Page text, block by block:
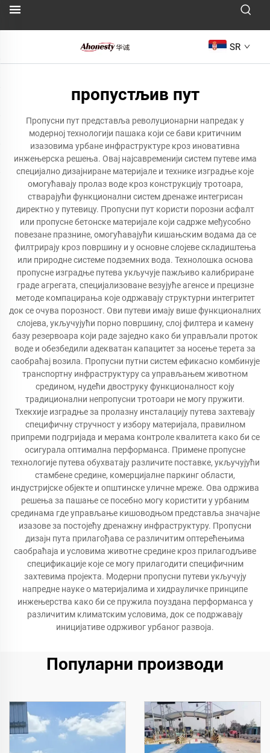
SR
пропустљив пут
Пропусни пут представља револуционарни напредак у
модерној технологији пашака који се бави критичним
изазовима урбане инфраструктуре кроз иновативна
инжењерска решења. Овај најсавременији систем путеве има
специјално дизајниране материјале и технике изградње које
омогућавају пролаз воде кроз конструкцију тротоара,
стварајући функционални систем дренаже интегрисан
директно у путевицу. Пропусни пут користи порозни асфалт
или пропусне бетонске материјале који садрже међусобно
повезане празнине, омогућавајући кишањским водама да се
филтрирају кроз површину и у основне слојеве складиштења
или природне системе подземних вода. Технолошка основа
пропусне изградње путева укључује пажљиво калибриране
граде агрегата, специјализоване везујуће агенсе и прецизне
методе компацирања које одржавају структурни интегритет
док се очува порозност. Ови путеви имају више функционалних
слојева, укључујући порно површину, слој филтера и камену
базу резервоара који раде заједно како би управљали проток
воде и обезбедили адекватан капацитет за носење терета за
саобраћај возила. Пропусни путни систем ефикасно комбинује
транспортну инфраструктуру са управљањем животном
средином, нудећи двоструку функционалност коју
традиционални непропусни тротоари не могу пружити.
Тхекхије изградње за пролазну инсталацију путева захтевају
специфичну стручност у избору материјала, правилном
припреми подгријада и мерама контроле квалитета како би се
осигурала оптимална перформанса. Примене пропусне
технологије путева обухватају различите поставке, укључујући
стамбене средине, комерцијалне паркинг области,
индустријске објекте и општинске уличне мреже. Ова одржива
решења за пашање се посебно могу користити у урбаним
срединама где управљање кишоводњом представља значајне
изазове за постојећу дренажну инфраструктуру. Пропусни
дизајн пута прилагођава се различитим оптерећењима
саобраћаја и условима животне средине кроз прилагодљиве
спецификације које се могу прилагодити специфичним
захтевима пројекта. Модерни пропусни путеви укључују
напредне науке о материјалима и хидрауличке принципе
инжењерства како би се пружила поуздана перформанса у
различитим климатским условима, док се подржавају
иницијативе одрживог урбаног развоја.
Популарни производи